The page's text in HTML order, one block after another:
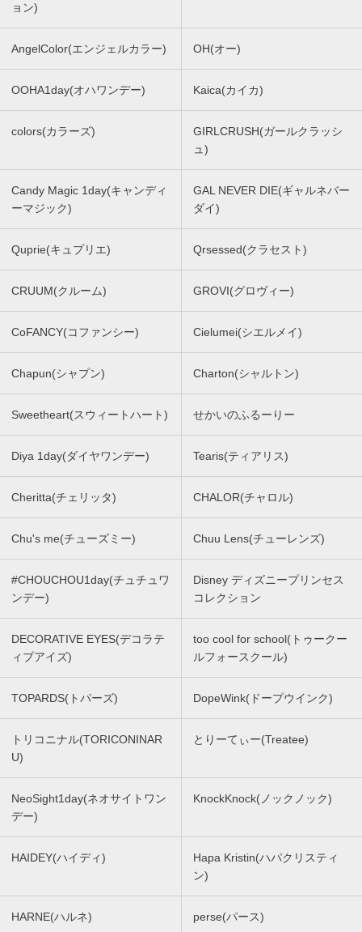
ョン)
AngelColor(エンジェルカラー) OH(オー)
OOHA1day(オハワンデー) Kaica(カイカ)
colors(カラーズ)
GIRLCRUSH(ガールクラッシ
ュ)
Candy Magic 1day(キャンディ
ーマジック)
GAL NEVER DIE(ギャルネバー
ダイ)
Quprie(キュプリエ) Qrsessed(クラセスト)
CRUUM(クルーム) GROVI(グロヴィー)
CoFANCY(コファンシー) Cielumei(シエルメイ)
Chapun(シャプン) Charton(シャルトン)
Sweetheart(スウィートハート) せかいのふるーりー
Diya 1day(ダイヤワンデー) Tearis(ティアリス)
Cheritta(チェリッタ) CHALOR(チャロル)
Chu's me(チューズミー) Chuu Lens(チューレンズ)
#CHOUCHOU1day(チュチュワ
ンデー)
Disney ディズニープリンセス
コレクション
DECORATIVE EYES(デコラテ
ィブアイズ)
too cool for school(トゥークー
ルフォースクール)
TOPARDS(トパーズ) DopeWink(ドープウインク)
トリコニナル(TORICONINAR
U)
とりーてぃー(Treatee)
NeoSight1day(ネオサイトワン
デー)
KnockKnock(ノックノック)
HAIDEY(ハイディ)
Hapa Kristin(ハパクリスティ
ン)
HARNE(ハルネ) perse(パース)